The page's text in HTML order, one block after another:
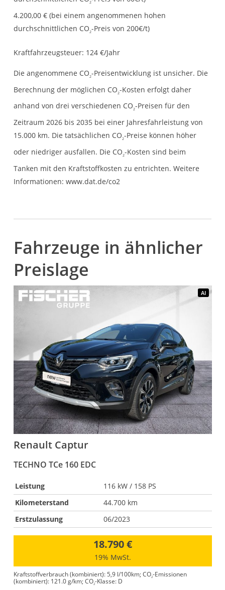
2
4.200,00 € (bei einem angenommenen hohen
durchschnittlichen CO2-Preis von 200€/t)
Kraftfahrzeugsteuer: 124 €/Jahr
Die angenommene CO2-Preisentwicklung ist unsicher. Die
Berechnung der möglichen CO2-Kosten erfolgt daher
anhand von drei verschiedenen CO2-Preisen für den
Zeitraum 2026 bis 2035 bei einer Jahresfahrleistung von
15.000 km. Die tatsächlichen CO2-Preise können höher
oder niedriger ausfallen. Die CO2-Kosten sind beim
Tanken mit den Kraftstoffkosten zu entrichten. Weitere
Informationen: www.dat.de/co2
Fahrzeuge in ähnlicher
Preislage
AI
Renault Captur
TECHNO TCe 160 EDC
Leistung
116 kW / 158 PS
Kilometerstand
44.700 km
Erstzulassung
06/2023
18.790 €
19% MwSt.
Kraftstoffverbrauch (kombiniert): 5,9 l/100km;CO2-Emissionen
(kombiniert): 121.0 g/km;CO2-Klasse: D